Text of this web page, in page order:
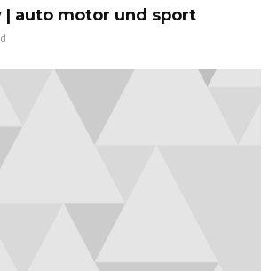
| auto motor und sport